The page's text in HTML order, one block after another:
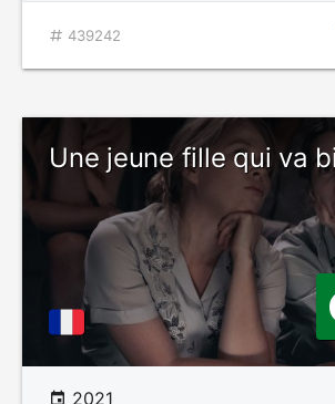
439242
Une jeune fille qui va
2021